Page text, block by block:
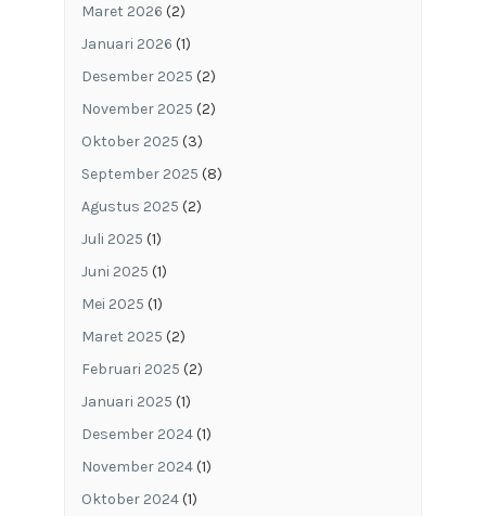
Maret 2026 (2)
Januari 2026 (1)
Desember 2025 (2)
November 2025 (2)
Oktober 2025 (3)
September 2025 (8)
Agustus 2025 (2)
Juli 2025 (1)
Juni 2025 (1)
Mei 2025 (1)
Maret 2025 (2)
Februari 2025 (2)
Januari 2025 (1)
Desember 2024(1)
November 2024(1)
Oktober 2024(1)